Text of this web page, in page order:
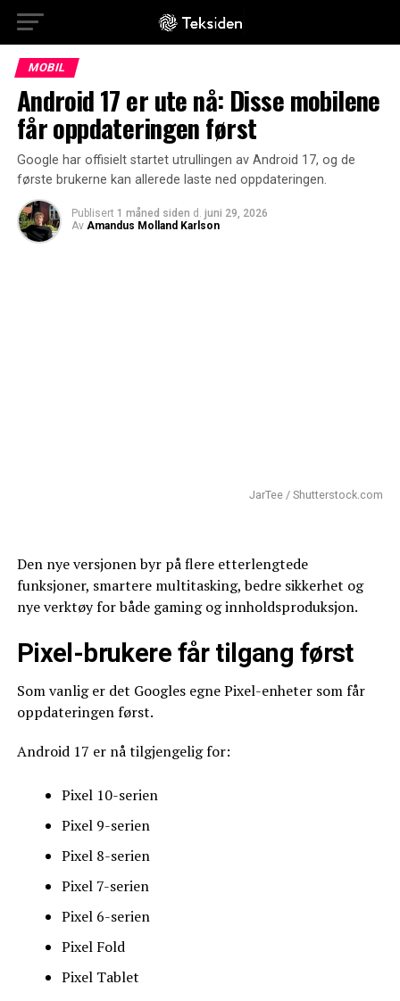
MOBIL
Android 17 er ute nå: Disse mobilene
får oppdateringen først
Google har offisielt startet utrullingen av Android 17, og de
første brukerne kan allerede laste ned oppdateringen.
Publisert 1 måned siden d. juni 29, 2026
Av Amandus Molland Karlson
JarTee / Shutterstock.com
Den nye versjonen byr på flere etterlengtede
funksjoner, smartere multitasking, bedre sikkerhet og
nye verktøy for både gaming og innholdsproduksjon.
Pixel-brukere får tilgang først
Som vanlig er det Googles egne Pixel-enheter som får
oppdateringen først.
Android 17 er nå tilgjengelig for:
Pixel 10-serien
Pixel 9-serien
Pixel 8-serien
Pixel 7-serien
Pixel 6-serien
Pixel Fold
Pixel Tablet